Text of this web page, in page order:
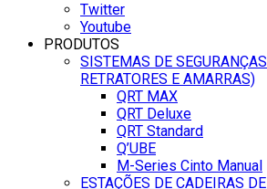
Twitter
Youtube
PRODUTOS
SISTEMAS DE
RETRATORES E AMARRAS)
QRT MAX
QRT Deluxe
QRT Standard
Q’UBE
M-Series Cinto Manual
ESTAÇÕES DE CADEIRAS